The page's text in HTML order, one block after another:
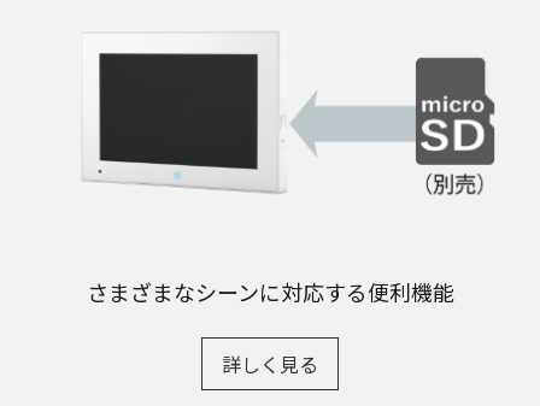
さまざまなシーンに対応する便利機能
詳しく見る